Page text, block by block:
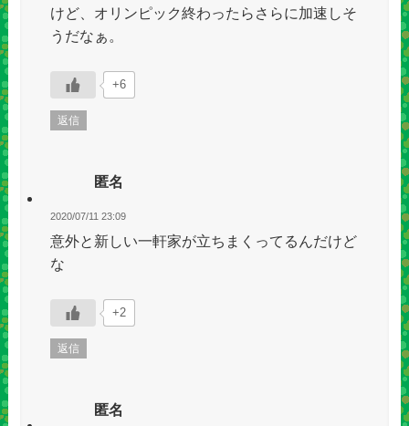
けど、オリンピック終わったらさらに加速しそ
うだなぁ。
+6
返信
匿名
2020/07/11 23:09
意外と新しい一軒家が立ちまくってるんだけど
な
+2
返信
匿名